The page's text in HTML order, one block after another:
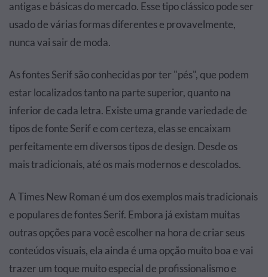
antigas e básicas do mercado. Esse tipo clássico pode ser
usado de várias formas diferentes e provavelmente,
nunca vai sair de moda.
As fontes Serif são conhecidas por ter "pés", que podem
estar localizados tanto na parte superior, quanto na
inferior de cada letra. Existe uma grande variedade de
tipos de fonte Serif e com certeza, elas se encaixam
perfeitamente em diversos tipos de design. Desde os
mais tradicionais, até os mais modernos e descolados.
A Times New Roman é um dos exemplos mais tradicionais
e populares de fontes Serif. Embora já existam muitas
outras opções para você escolher na hora de criar seus
conteúdos visuais, ela ainda é uma opção muito boa e vai
trazer um toque muito especial de profissionalismo e